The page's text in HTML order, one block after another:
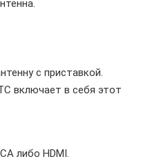
с приставкой.
включает в себя этот
либо HDMI.